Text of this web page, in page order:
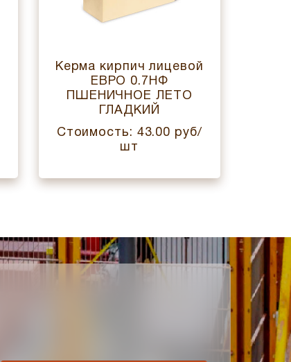
Керма кирпич лицевой
ЕВРО 0.7НФ
ПШЕНИЧНОЕ ЛЕТО
ГЛАДКИЙ
Стоимость: 43.00 руб/
шт